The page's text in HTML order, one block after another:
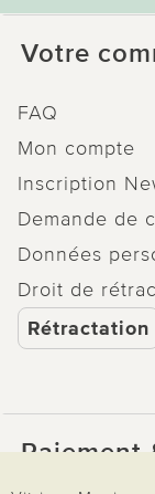
Votre
FAQ
Mon compte
Inscription
Demande de
Données
Droit de
Rétractation
Paiement